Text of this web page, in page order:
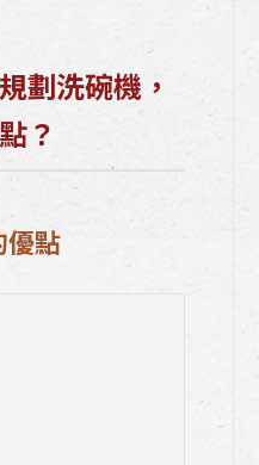
劃洗碗機，
？
優點